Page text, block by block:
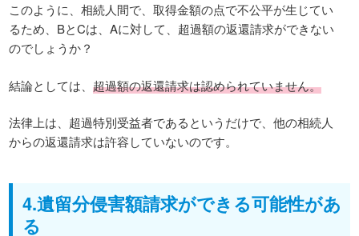
このように、相続人間で、取得金額の点で不公平が生じてい
るため、BとCは、Aに対して、超過額の返還請求ができない
のでしょうか？
結論としては、超過額の返還請求は認められていません。
法律上は、超過特別受益者であるというだけで、他の相続人
からの返還請求は許容していないのです。
4.遺留分侵害額請求ができる可能性があ
る